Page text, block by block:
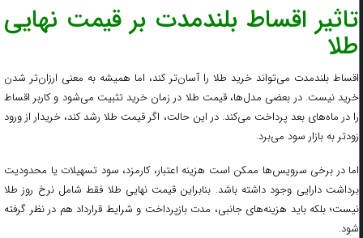
تاثیر اقساط بلندمدت بر قیمت نهایی
طلا
اقساط بلندمدت می‌تواند خرید طلا را آسان‌تر کند، اما همیشه به معنی ارزان‌تر شدن
خرید نیست. در بعضی مدل‌ها، قیمت طلا در زمان خرید تثبیت می‌شود و کاربر اقساط
را در ماه‌های بعد پرداخت می‌کند. در این حالت، اگر قیمت طلا رشد کند، خریدار از ورود
زودتر به بازار سود می‌برد.
اما در برخی سرویس‌ها ممکن است هزینه اعتبار، کارمزد، سود تسهیلات یا محدودیت
برداشت دارایی وجود داشته باشد. بنابراین قیمت نهایی طلا فقط شامل نرخ روز طلا
نیست؛ بلکه باید هزینه‌های جانبی، مدت بازپرداخت و شرایط قرارداد هم در نظر گرفته
شود.